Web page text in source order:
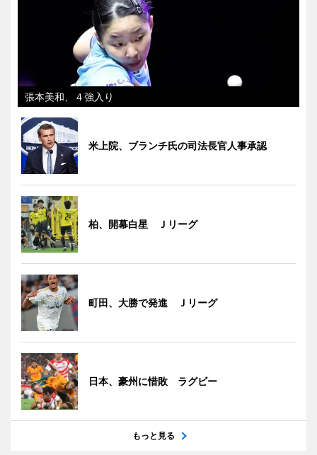
張本美和、４強入り
米上院、ブランチ氏の司法長官人事承認
柏、開幕白星 Ｊリーグ
町田、大勝で発進 Ｊリーグ
日本、豪州に惜敗 ラグビー
もっと見る